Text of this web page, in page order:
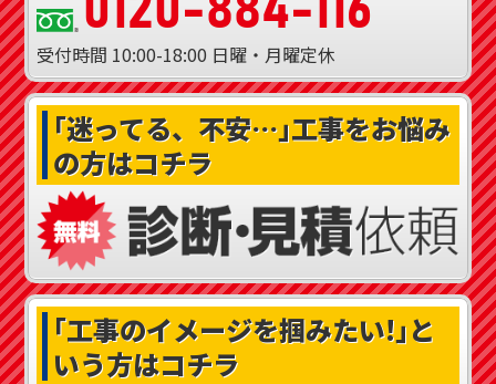
0120-884-116
受付時間 10:00-18:00 日曜・月曜定休
｢迷ってる、不安…｣工事をお悩み
の方はコチラ
｢工事のイメージを掴みたい!｣と
いう方はコチラ